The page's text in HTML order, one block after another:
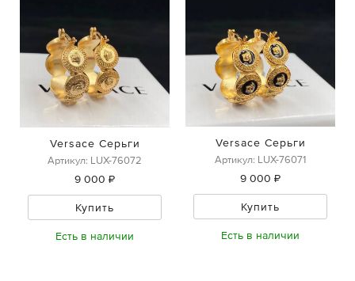
Versace Серьги
Артикул: LUX-76072
9 000 ₽
Купить
Есть в наличии
Versace Серьги
Артикул: LUX-76071
9 000 ₽
Купить
Есть в наличии